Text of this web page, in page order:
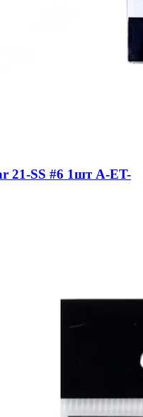
21-SS #6 1шт A-ET-